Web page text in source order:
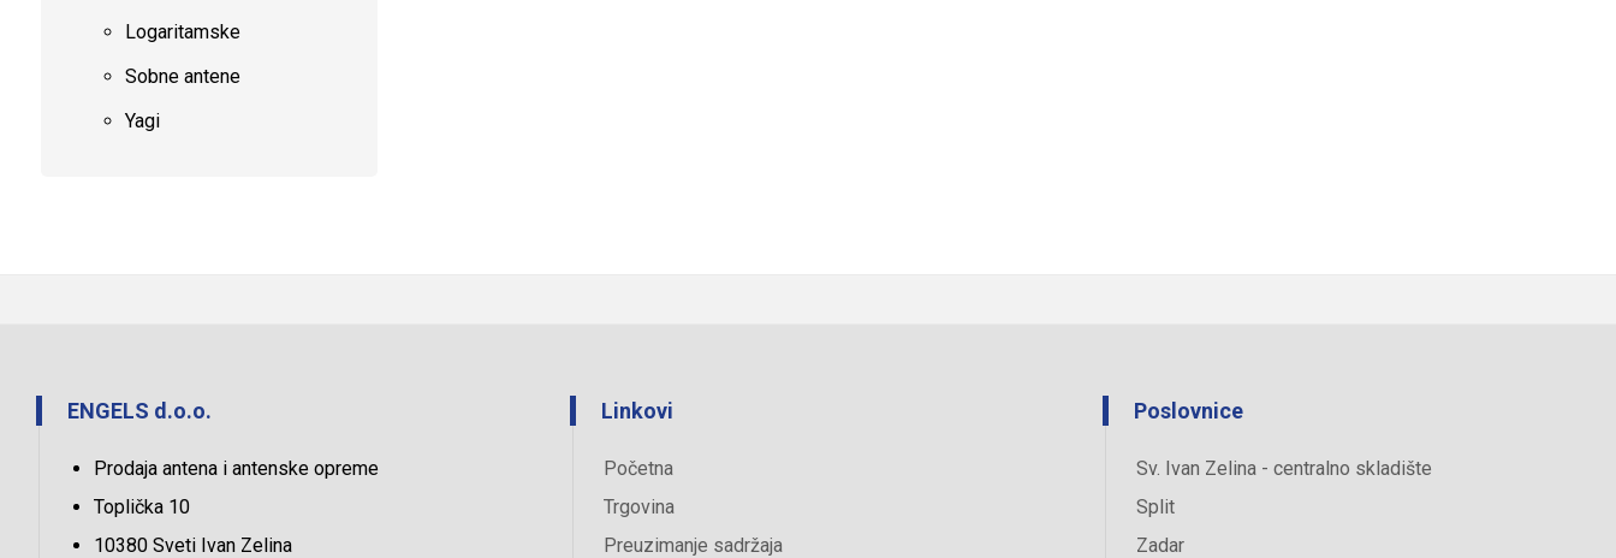
Logaritamske
Sobne antene
Yagi
ENGELS d.o.o.
Prodaja antena i antenske opreme
Toplička 10
10380 Sveti Ivan Zelina
Linkovi
Početna
Trgovina
Preuzimanje sadržaja
Poslovnice
Sv. Ivan Zelina - centralno skladište
Split
Zadar